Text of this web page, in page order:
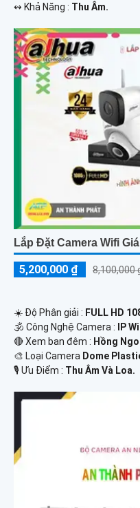
️↭ Khả Năng : Thu Âm.
Lắp Đặt Camera Wifi
5,200,000 ₫ 8,100,000
☀️ Độ Phân giải : FULL HD
🕉️ Công Nghệ Camera :
IP
🔴 Xem ban đêm : Hồng
🎨 Loại Camera Dome
️🎙 Ưu Điểm : Thu Âm Và Loa.